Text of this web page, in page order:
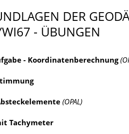
DER
- ÜBUNGEN
- Koordinatenberechnung
(OPAL)
Tachymeter